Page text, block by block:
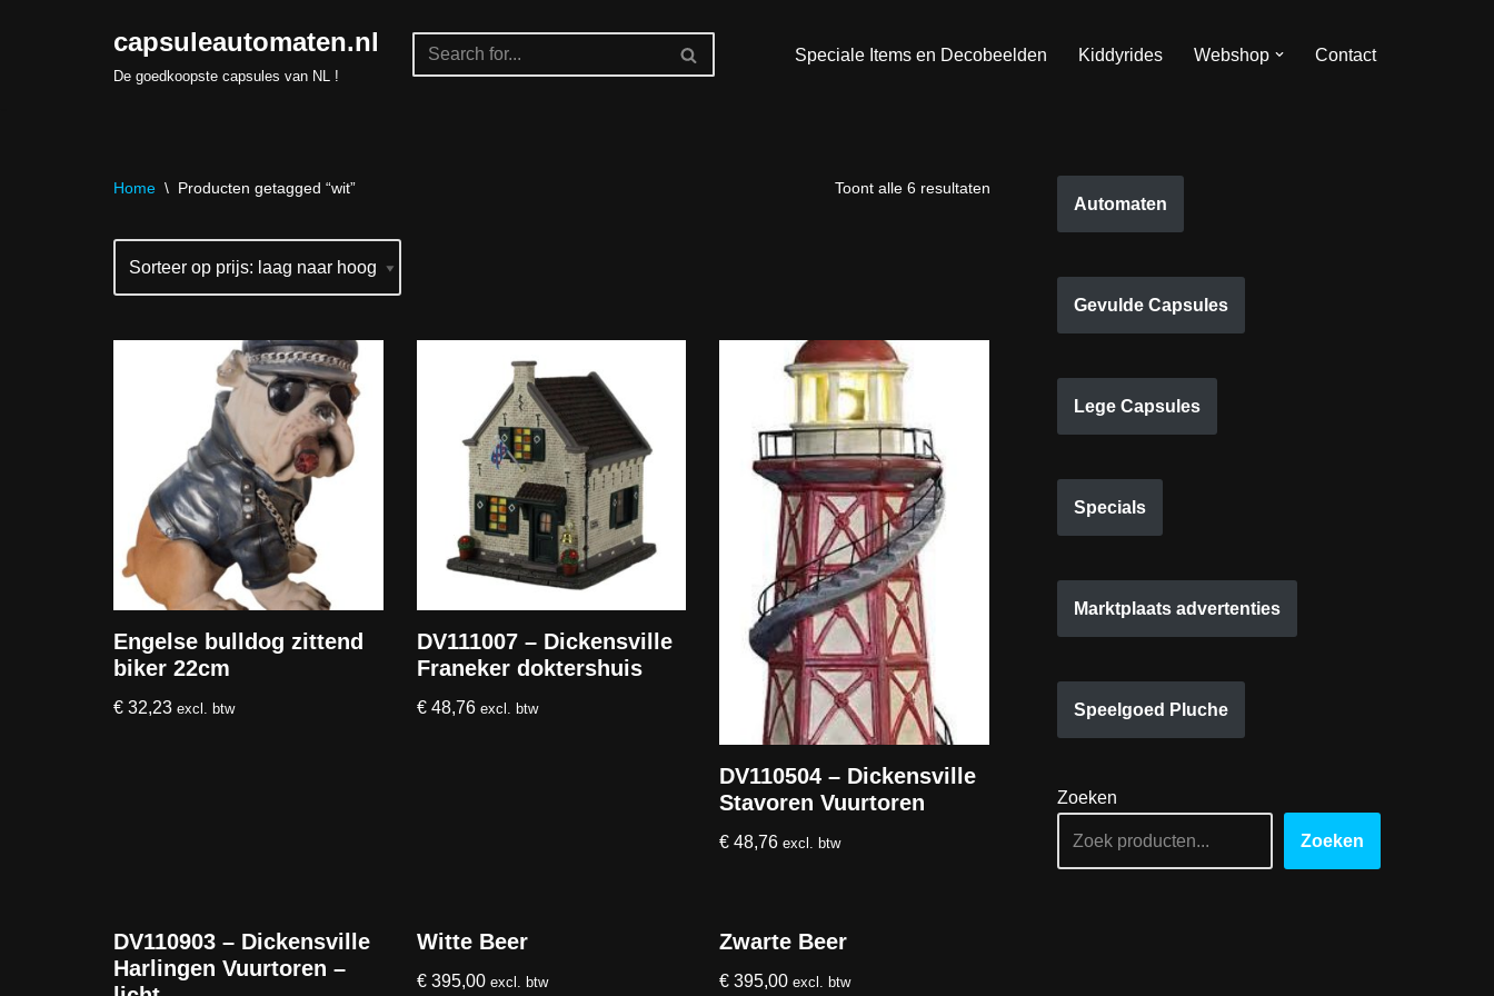
capsuleautomaten.nl
De goedkoopste capsules van NL !
Speciale Items en Decobeelden Kiddyrides Webshop Contact
Home \ Producten getagged “wit” Toont alle 6 resultaten
Engelse bulldog zittend
biker 22cm
€ 32,23 excl. btw
DV111007 – Dickensville
Franeker doktershuis
€48,76 excl. btw
DV110504 – Dickensville
Stavoren Vuurtoren
€ 48,76 excl. btw
DV110903 – Dickensville
Harlingen Vuurtoren –
Witte Beer
€395,00 excl. btw
Zwarte Beer
€ 395,00 excl. btw
Automaten
Gevulde Capsules
Lege Capsules
Specials
Marktplaats advertenties
Speelgoed Pluche
Zoeken
Zoeken